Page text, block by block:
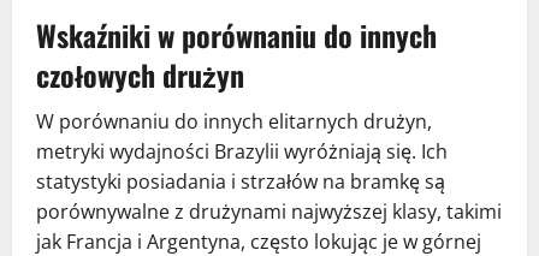
Wskaźniki w porównaniu do innych
czołowych drużyn
W porównaniu do innych elitarnych drużyn,
metryki wydajności Brazylii wyróżniają się. Ich
statystyki posiadania i strzałów na bramkę są
porównywalne z drużynami najwyższej klasy, takimi
jak Francja i Argentyna, często lokując je w górnej